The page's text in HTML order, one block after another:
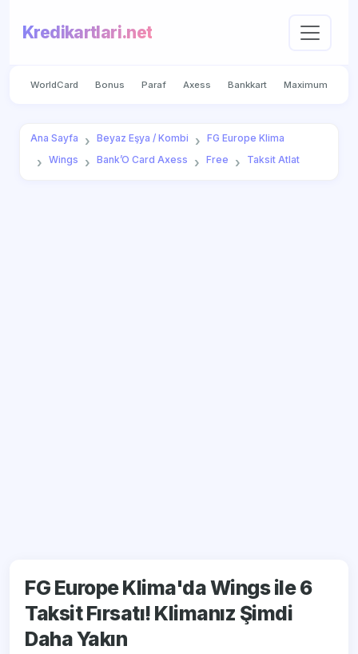
Kredikartlari.net
WorldCard Bonus Paraf Axess Bankkart Maximum
Ana Sayfa Beyaz Eşya / Kombi
FG Europe Klima
Wings
Bank’O Card Axess Free Taksit Atlat
FG Europe Klima'da Wings ile 6
Taksit Fırsatı! Klimanız Şimdi
Daha Yakın